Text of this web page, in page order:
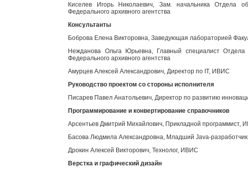
Киселев Игорь Николаевич, Зам. начальника Отдела
Федерального архивного агентства
Консультанты
Боброва Елена Викторовна, Заведующая лабораторией
Нежданова Ольга Юрьевна, Главный специалист Отдела
Федерального архивного агентства
Амурцев Алексей Александрович, Директор по IT, ИВИС
Руководство проектом со стороны исполнителя
Писарев Павел Анатольевич, Директор по развитию
Программирование и конвертирование справочников
Арсентьев Дмитрий Михайлович, Прикладной программист,
Басова Людмила Александровна, Младший Java-
Дрокин Алексей Викторович, Технолог, ИВИС
Верстка и графический дизайн